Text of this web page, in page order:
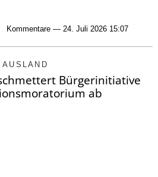
Kommentare — 24. Juli 2026 15:07
AUSLAND
Bürgerinitiative
ab